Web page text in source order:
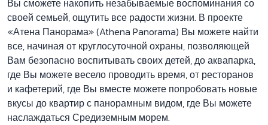
Вы сможете накопить незабываемые воспоминания со
своей семьей, ощутить все радости жизни. В проекте
«Атена Панорама» (Athena Panorama) Вы можете найти
все, начиная от круглосуточной охраны, позволяющей
Вам безопасно воспитывать своих детей, до аквапарка,
где Вы можете весело проводить время, от ресторанов
и кафетерий, где Вы вместе можете попробовать новые
вкусы до квартир с панорамным видом, где Вы можете
наслаждаться Средиземным морем.